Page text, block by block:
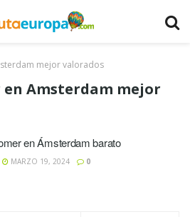
mejor valorados
en Amsterdam mejor
en Ámsterdam barato
MARZO 19, 2024 0